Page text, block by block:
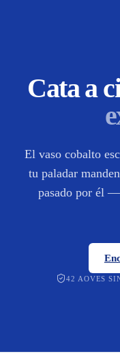
Cata a
El vaso cobalto
tu paladar
pasado por él
42 AOVES